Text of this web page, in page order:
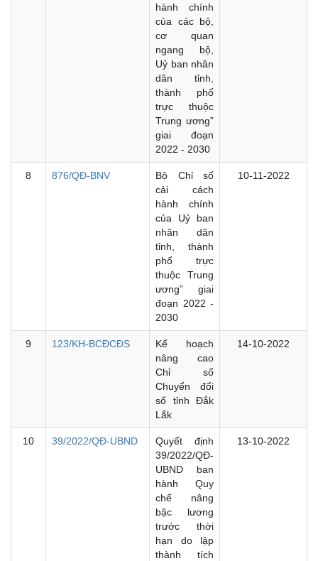
hành chính
của các bộ,
cơ quan
ngang bộ,
Uỷ ban nhân
dân tỉnh,
thành phố
trực thuộc
Trung ương”
giai đoạn
2022 - 2030
8 876/QĐ-BNV
Bộ Chỉ số
cải cách
hành chính
của Uỷ ban
nhân dân
tỉnh, thành
phố trực
thuộc Trung
ương” giai
đoạn 2022 -
2030
10-11-2022
9 123/KH-BCĐCĐS
Kế hoạch
nâng cao
Chỉ số
Chuyển đổi
số tỉnh Đắk
Lắk
14-10-2022
10 39/2022/QĐ-UBND
Quyết định
39/2022/QĐ-
UBND ban
hành Quy
chế nâng
bậc lương
trước thời
hạn do lập
thành tích
13-10-2022